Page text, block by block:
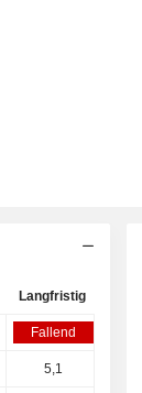
Langfristig
Fallend
5,1